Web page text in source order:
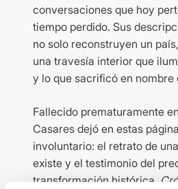
conversaciones que hoy
tiempo perdido. Sus
no solo reconstruyen un
una travesía interior que
y lo que sacrificó en nombre
Fallecido prematuramente
Casares dejó en estas
involuntario: el retrato de
existe y el testimonio del
transformación histórica.